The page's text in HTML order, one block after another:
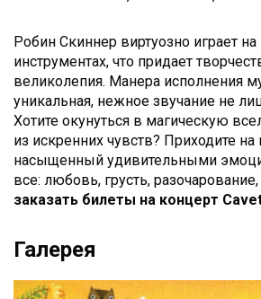
Робин Скиннер виртуозно играет
инструментах, что придает
великолепия. Манера исполнения
уникальная, нежное звучание не
Хотите окунуться в магическую
из искренних чувств? Приходите на
насыщенный удивительными
все: любовь, грусть,
заказать билеты на концерт
Галерея